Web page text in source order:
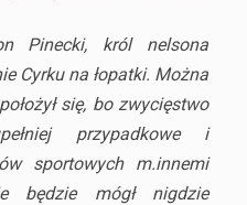
Pinecki, król nelsona
Cyrku na łopatki. Można
się, bo zwycięstwo
przypadkowe i
sportowych m.innemi
będzie mógł nigdzie